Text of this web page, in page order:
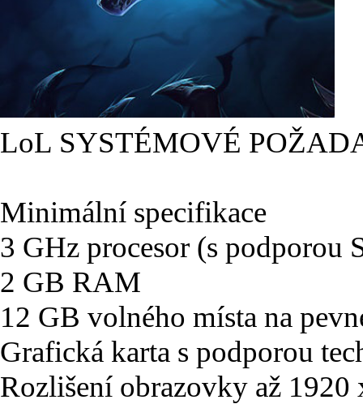
LoL SYSTÉMOVÉ
Minimální specifikace
3 GHz procesor (s podporou
2 GB RAM
12 GB volného místa na
Grafická karta s podporou
Rozlišení obrazovky až 1920